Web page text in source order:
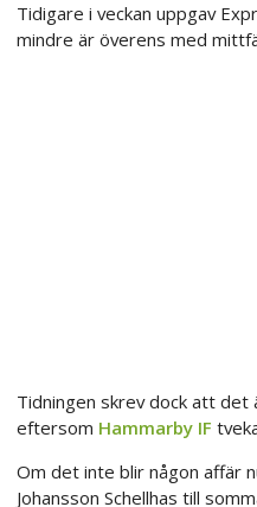
Tidigare i veckan uppgav
mindre är överens med
Tidningen skrev dock att det
eftersom Hammarby IF
Om det inte blir någon affär
Johansson Schellhas till